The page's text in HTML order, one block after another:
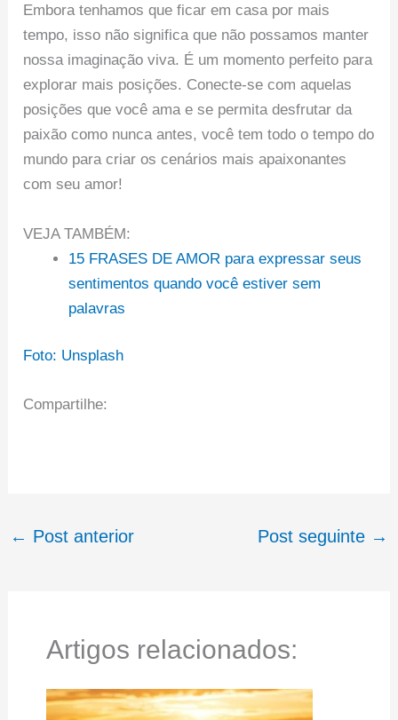
Embora tenhamos que ficar em casa por mais
tempo, isso não significa que não possamos manter
nossa imaginação viva. É um momento perfeito para
explorar mais posições. Conecte-se com aquelas
posições que você ama e se permita desfrutar da
paixão como nunca antes, você tem todo o tempo do
mundo para criar os cenários mais apaixonantes
com seu amor!
VEJA TAMBÉM:
15 FRASES DE AMOR para expressar seus
sentimentos quando você estiver sem
palavras
Foto: Unsplash
Compartilhe:
← Post anterior Post seguinte →
Artigos relacionados: